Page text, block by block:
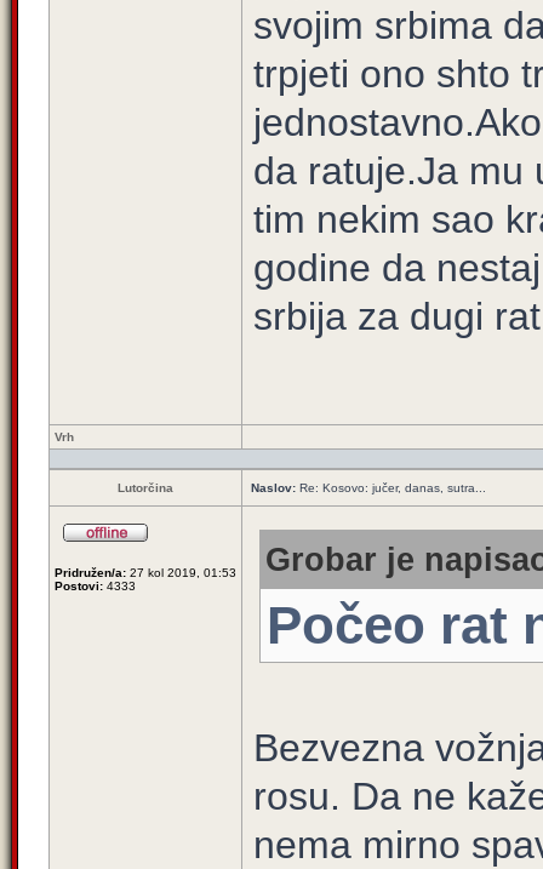
svojim srbima
trpjeti ono shto
da ratuje.Ja mu
tim nekim sao
godine da
srbija za dugi
Vrh
Lutorčina Naslov: Re: Kosovo: jučer, danas, sutra...
Pridružen/a: 27 kol 2019, 01:53
Postovi: 4333
Grobar je
Počeo rat
Bezvezna
rosu. Da ne
nema mirno